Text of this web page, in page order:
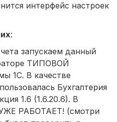
интерфейс настроек
:
запускаем данный
ТИПОВОЙ
1С. В качестве
Бухгалтерия
1.6 (1.6.20.6). В
РАБОТАЕТ! (смотри